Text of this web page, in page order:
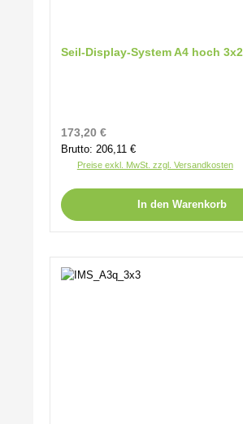
Seil-Display-System A4 hoch 3x2
Regulärer Preis:
173,20 €
Brutto: 206,11 €
Preise exkl. MwSt. zzgl. Versandkosten
In den Warenkorb